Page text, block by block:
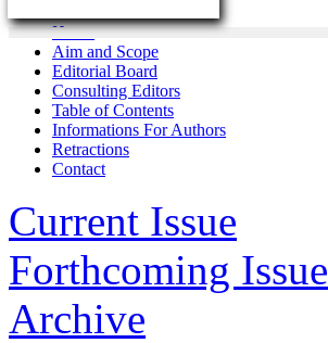
Home
Aim and Scope
Editorial Board
Consulting Editors
Table of Contents
Informations For Authors
Retractions
Contact
Current Issue
Forthcoming Issue
Archive